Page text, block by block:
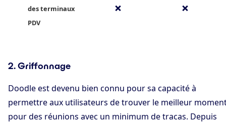
des terminaux
PDV
✗ ✗
2. Griffonnage
Doodle est devenu bien connu pour sa capacité à
permettre aux utilisateurs de trouver le meilleur
pour des réunions avec un minimum de tracas. Depuis